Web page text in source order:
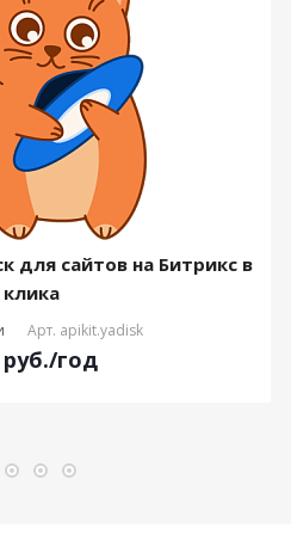
для сайтов на Битрикс в
клика
Арт. apikit.yadisk
руб./год